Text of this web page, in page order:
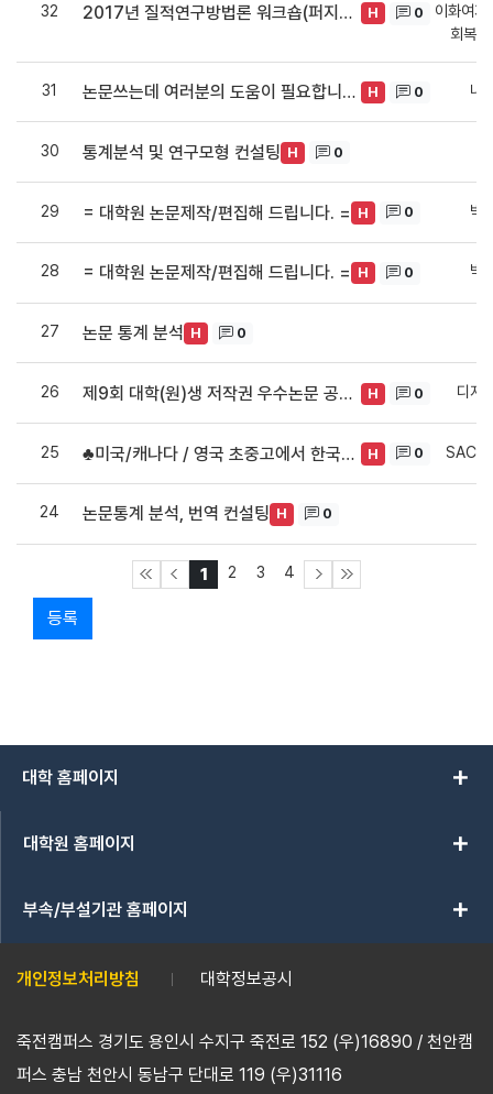
32 2017년 질적연구방법론 워크숍(퍼지셋 (fs/QCA)) 개최 안내 H 0
이화여자
회복
31 논문쓰는데 여러분의 도움이 필요합니다. H 0 나
30 통계분석 및 연구모형 컨설팅 H 0
29 = 대학원 논문제작/편집해 드립니다. = H 0 박
28 = 대학원 논문제작/편집해 드립니다. = H 0 박
27 논문 통계 분석 H 0
26 제9회 대학(원)생 저작권 우수논문 공모전 (~09/12) H 0 디자
25 ♣미국/캐나다 / 영국 초중고에서 한국문화교류 보조교사 인턴쉽♣ H 0 SACE(
24 논문통계 분석, 번역 컨설팅 H 0
1 2 3 4
등록
대학 홈페이지 add
대학원 홈페이지 add
부속/부설기관 홈페이지 add
개인정보처리방침 대학정보공시
죽전캠퍼스 경기도 용인시 수지구 죽전로 152 (우)16890 / 천안캠
퍼스 충남 천안시 동남구 단대로 119 (우)31116